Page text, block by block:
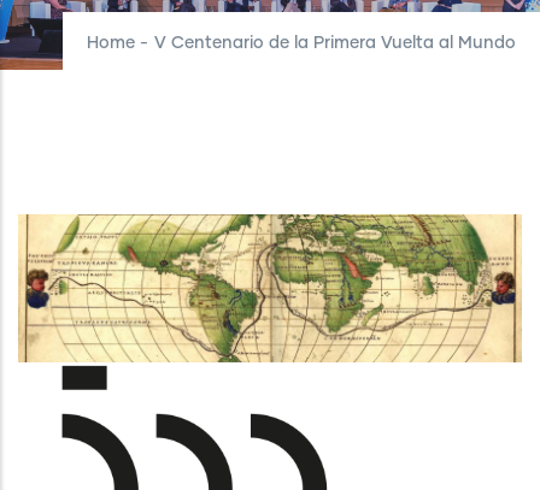
Home - V Centenario de la Primera Vuelta al Mundo